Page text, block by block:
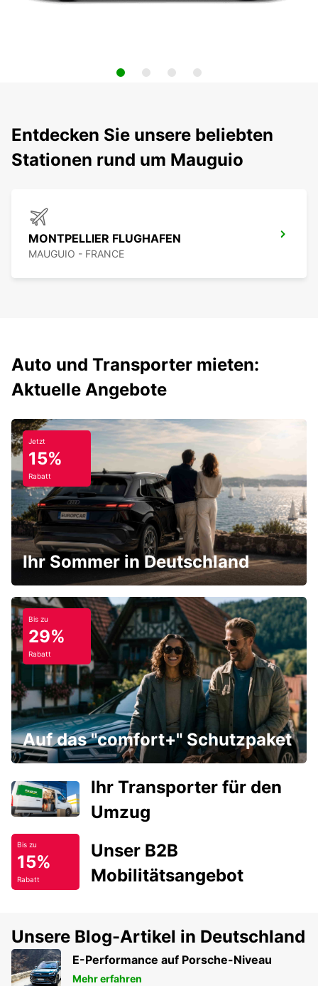
Entdecken Sie unsere beliebten
Stationen rund um Mauguio
MONTPELLIER FLUGHAFEN
MAUGUIO - FRANCE
Auto und Transporter mieten:
Aktuelle Angebote
Jetzt
15%
Rabatt
Ihr Sommer in Deutschland
Bis zu
29%
Rabatt
Auf das "comfort+" Schutzpaket
Ihr Transporter für den
Umzug
Bis zu
15%
Rabatt
Unser B2B
Mobilitätsangebot
Unsere Blog-Artikel in Deutschland
E-Performance auf Porsche-Niveau
Mehr erfahren